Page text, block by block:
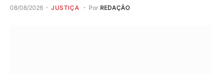
08/08/2026 JUSTIÇA Por REDAÇÃO